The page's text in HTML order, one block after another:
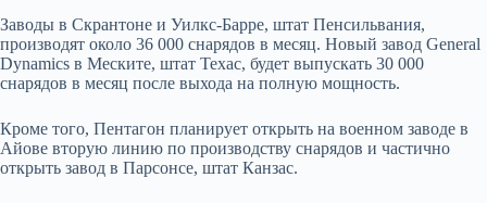
Заводы в Скрантоне и Уилкс-Барре, штат Пенсильвания,
производят около 36 000 снарядов в месяц. Новый завод General
Dynamics в Меските, штат Техас, будет выпускать 30 000
снарядов в месяц после выхода на полную мощность.
Кроме того, Пентагон планирует открыть на военном заводе в
Айове вторую линию по производству снарядов и частично
открыть завод в Парсонсе, штат Канзас.